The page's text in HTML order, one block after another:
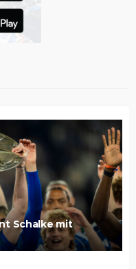
Schalke mit